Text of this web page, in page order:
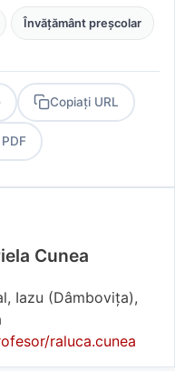
Învățământ preșcolar
Copiați URL
Cunea
Iazu (Dâmboviţa),
raluca.cunea